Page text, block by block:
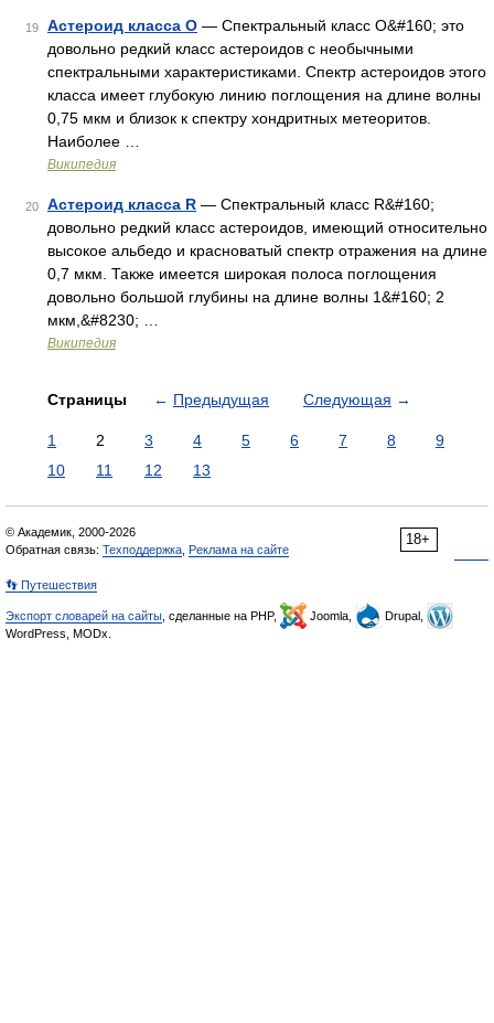
19 Астероид класса O — Спектральный класс O&#160; это
довольно редкий класс астероидов с необычными
спектральными характеристиками. Спектр астероидов этого
класса имеет глубокую линию поглощения на длине волны
0,75 мкм и близок к спектру хондритных метеоритов.
Наиболее …
Википедия
20 Астероид класса R — Спектральный класс R&#160;
довольно редкий класс астероидов, имеющий относительно
высокое альбедо и красноватый спектр отражения на длине
0,7 мкм. Также имеется широкая полоса поглощения
довольно большой глубины на длине волны 1&#160; 2
мкм,&#8230; …
Википедия
Страницы ← Предыдущая Следующая →
1 2 3 4 5 6 7 8
9
10
11 12 13
18+
© Академик, 2000-2026
Обратная связь: Техподдержка Реклама на сайте
👣 Путешествия
Экспорт словарей на сайты , сделанные на PHP, Joomla,
Drupal,
WordPress, MODx.